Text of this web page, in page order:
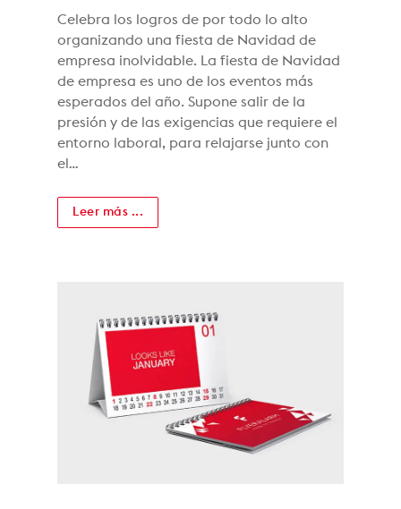
Celebra los logros de por todo lo alto
organizando una fiesta de Navidad de
empresa inolvidable. La fiesta de Navidad
de empresa es uno de los eventos más
esperados del año. Supone salir de la
presión y de las exigencias que requiere el
entorno laboral, para relajarse junto con
el…
Leer más ...